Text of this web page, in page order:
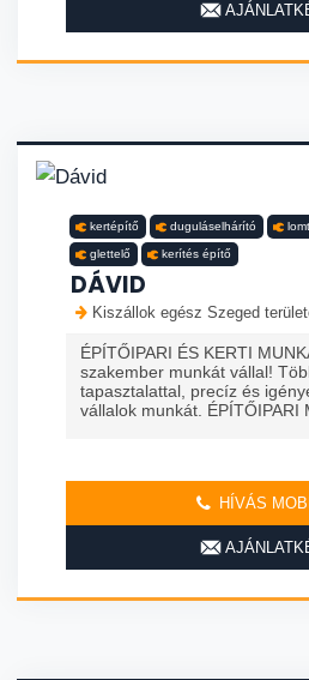
kertépítő duguláselhárító
glettelő kerítés építő
DÁVID
Kiszállok egész Szeged
ÉPÍTŐIPARI ÉS KERTI
szakember munkát vállal!
tapasztalattal, precíz és
vállalok munkát. ÉPÍTŐIPARI
HÍVÁS